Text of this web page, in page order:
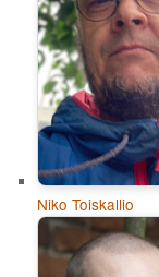
Niko Toiskallio